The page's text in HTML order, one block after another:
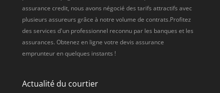
assurance credit, nous avons négocié des tarifs attractifs avec
plusieurs assureurs grâce à notre volume de contrats.Profitez
des services d'un professionnel reconnu par les banques et les
assurances. Obtenez en ligne votre devis assurance
emprunteur en quelques instants !
Actualité du courtier